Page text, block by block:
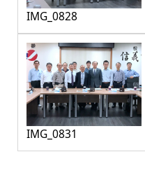
IMG_0828
IMG_0831